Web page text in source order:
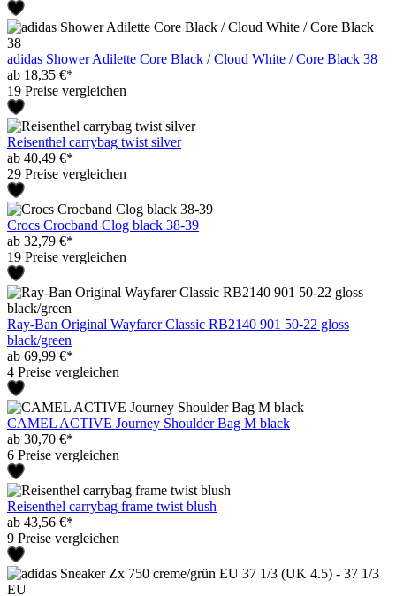
adidas Shower Adilette Core Black / Cloud White / Core Black 38
ab 18,35 €*
19 Preise vergleichen
Reisenthel carrybag twist silver
ab 40,49 €*
29 Preise vergleichen
Crocs Crocband Clog black 38-39
ab 32,79 €*
19 Preise vergleichen
Ray-Ban Original Wayfarer Classic RB2140 901 50-22 gloss
black/green
ab 69,99 €*
4 Preise vergleichen
CAMEL ACTIVE Journey Shoulder Bag M black
ab 30,70 €*
6 Preise vergleichen
Reisenthel carrybag frame twist blush
ab 43,56 €*
9 Preise vergleichen